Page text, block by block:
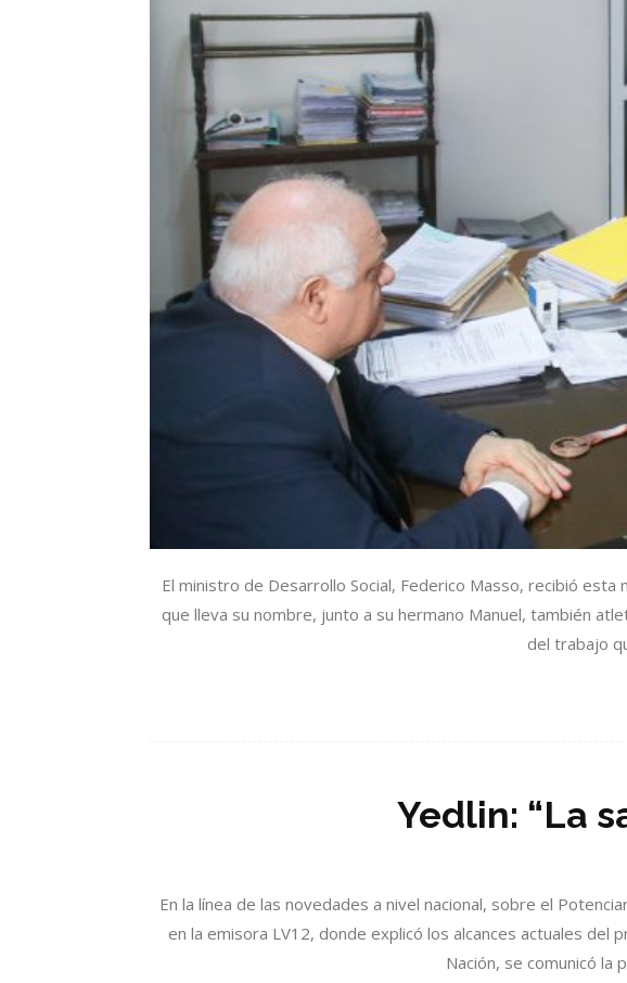
El ministro de Desarrollo Social, Federico Masso, recibió esta
que lleva su nombre, junto a su hermano Manuel, también
del trabajo
Yedlin: “La
En la línea de las novedades a nivel nacional, sobre el
en la emisora LV12, donde explicó los alcances actuales
Nación, se comunicó la